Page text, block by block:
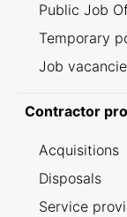
Public Job
Temporary
Job
Contractor
Acquisitions
Disposals
Service